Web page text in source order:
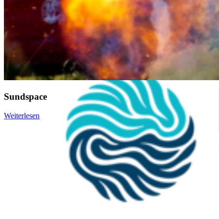
Sundspace
Weiterlesen